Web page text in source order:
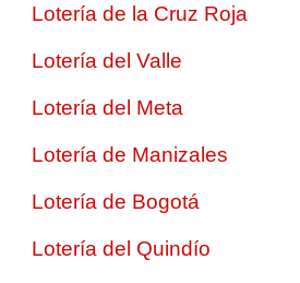
Lotería de la Cruz Roja
Lotería del Valle
Lotería del Meta
Lotería de Manizales
Lotería de Bogotá
Lotería del Quindío